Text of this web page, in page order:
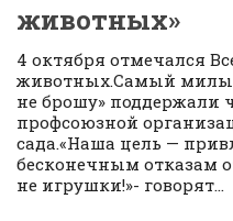
животных»
4 октября отмечался
животных.Самый
не брошу» поддержали
профсоюзной
сада.«Наша цель —
бесконечным отказам
не игрушки!»- говорят...